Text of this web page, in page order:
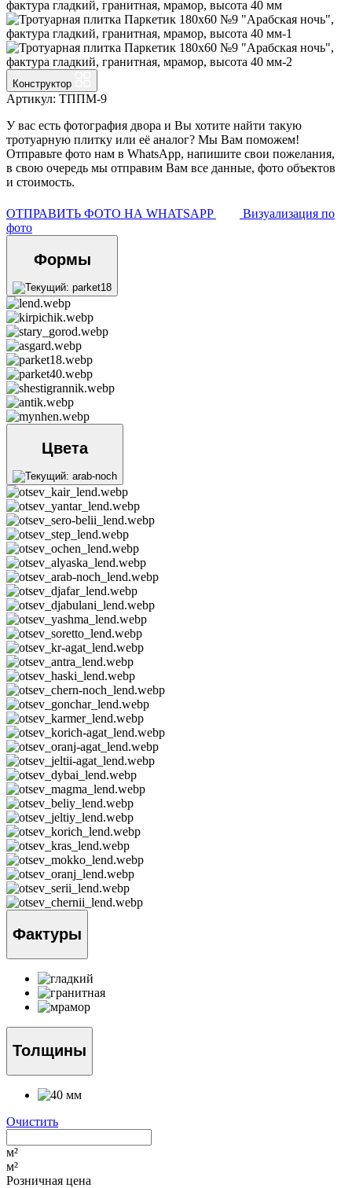
Конструктор
Артикул: ТППМ-9
У вас есть фотография двора и Вы хотите найти такую
тротуарную плитку или её аналог? Мы Вам поможем!
Отправьте фото нам в WhatsApp, напишите свои пожелания,
в свою очередь мы отправим Вам все данные, фото объектов
и стоимость.
ОТПРАВИТЬ ФОТО НА WHATSAPP
Визуализация по
фото
Формы
Цвета
Фактуры
Толщины
Очистить
м²
м²
Розничная цена